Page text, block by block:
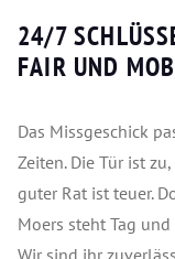
24/7
FAIR UND
Das Missgeschick
Zeiten. Die Tür ist
guter Rat ist teuer.
Moers steht Tag
Wir sind ihr